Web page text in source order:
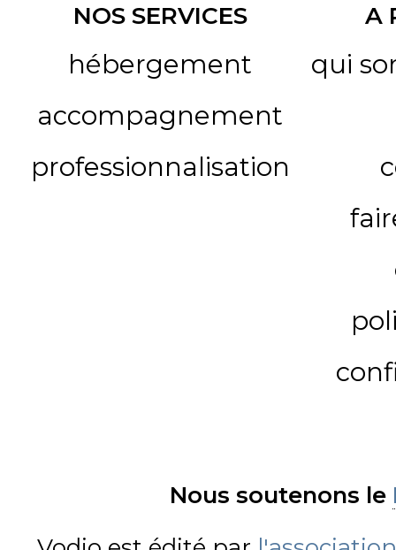
NOS SERVICES
hébergement
accompagnement
professionnalisation
A
qui